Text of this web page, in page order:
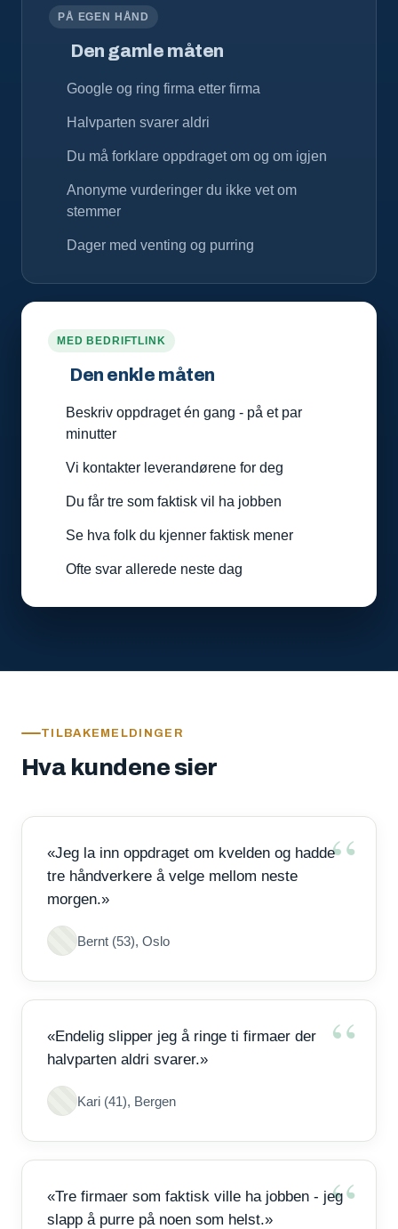
PÅ EGEN HÅND
Den gamle måten
Google og ring firma etter firma
Halvparten svarer aldri
Du må forklare oppdraget om og om igjen
Anonyme vurderinger du ikke vet om
stemmer
Dager med venting og purring
MED BEDRIFTLINK
Den enkle måten
Beskriv oppdraget én gang - på et par
minutter
Vi kontakter leverandørene for deg
Du får tre som faktisk vil ha jobben
Se hva folk du kjenner faktisk mener
Ofte svar allerede neste dag
TILBAKEMELDINGER
Hva kundene sier
«Jeg la inn oppdraget om kvelden og hadde
tre håndverkere å velge mellom neste
morgen.»
Bernt (53), Oslo
«Endelig slipper jeg å ringe ti firmaer der
halvparten aldri svarer.»
Kari (41), Bergen
«Tre firmaer som faktisk ville ha jobben - jeg
slapp å purre på noen som helst.»